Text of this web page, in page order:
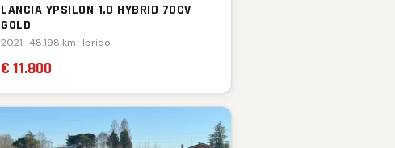
LANCIA YPSILON 1.0 HYBRID 70CV
GOLD
2021 · 48.198 km · Ibrido
€ 11.800